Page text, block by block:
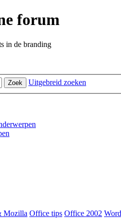
forum
in de branding
Zoek Uitgebreid zoeken
Mozilla Office tips Office 2002